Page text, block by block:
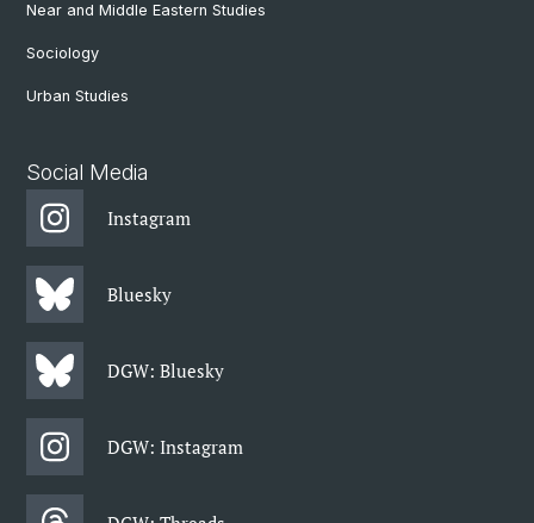
Near and Middle Eastern Studies
Sociology
Urban Studies
Social Media
Instagram
Bluesky
DGW: Bluesky
DGW: Instagram